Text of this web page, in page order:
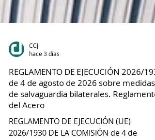
CCJ
hace 3 días
de 4 de agosto de 2026 sobre medidas
de salvaguardia bilaterales. Reglamento